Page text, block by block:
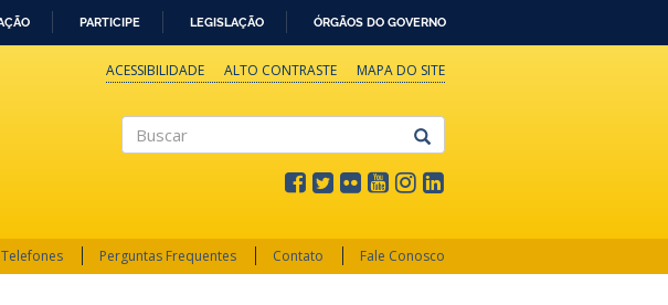
PARTICIPE LEGISLAÇÃO ÓRGÃOS DO GOVERNO
ACESSIBILIDADE ALTO CONTRASTE MAPA DO SITE
Telefones Perguntas Frequentes Contato Fale Conosco